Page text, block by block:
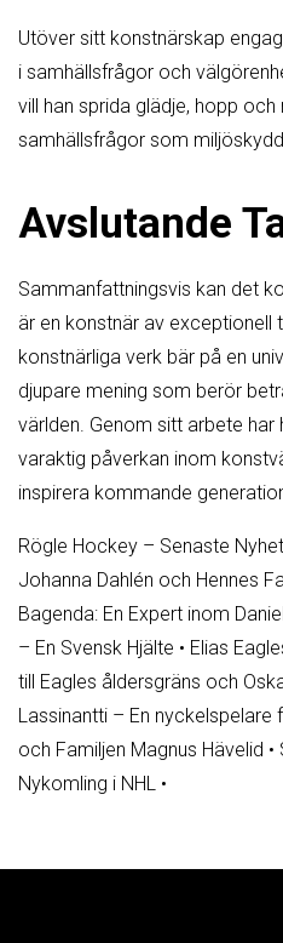
Utöver sitt konstnärskap
i samhällsfrågor och
vill han sprida glädje, hopp
samhällsfrågor som
Avslutande
Sammanfattningsvis kan det
är en konstnär av exceptionell
konstnärliga verk bär på en
djupare mening som berör
världen. Genom sitt arbete har
varaktig påverkan inom
inspirera kommande
Rögle Hockey – Senaste
Johanna Dahlén och Hennes
Bagenda: En Expert inom
– En Svensk Hjälte • Elias
till Eagles åldersgräns och
Lassinantti – En nyckelspelare
och Familjen Magnus Hävelid •
Nykomling i NHL •